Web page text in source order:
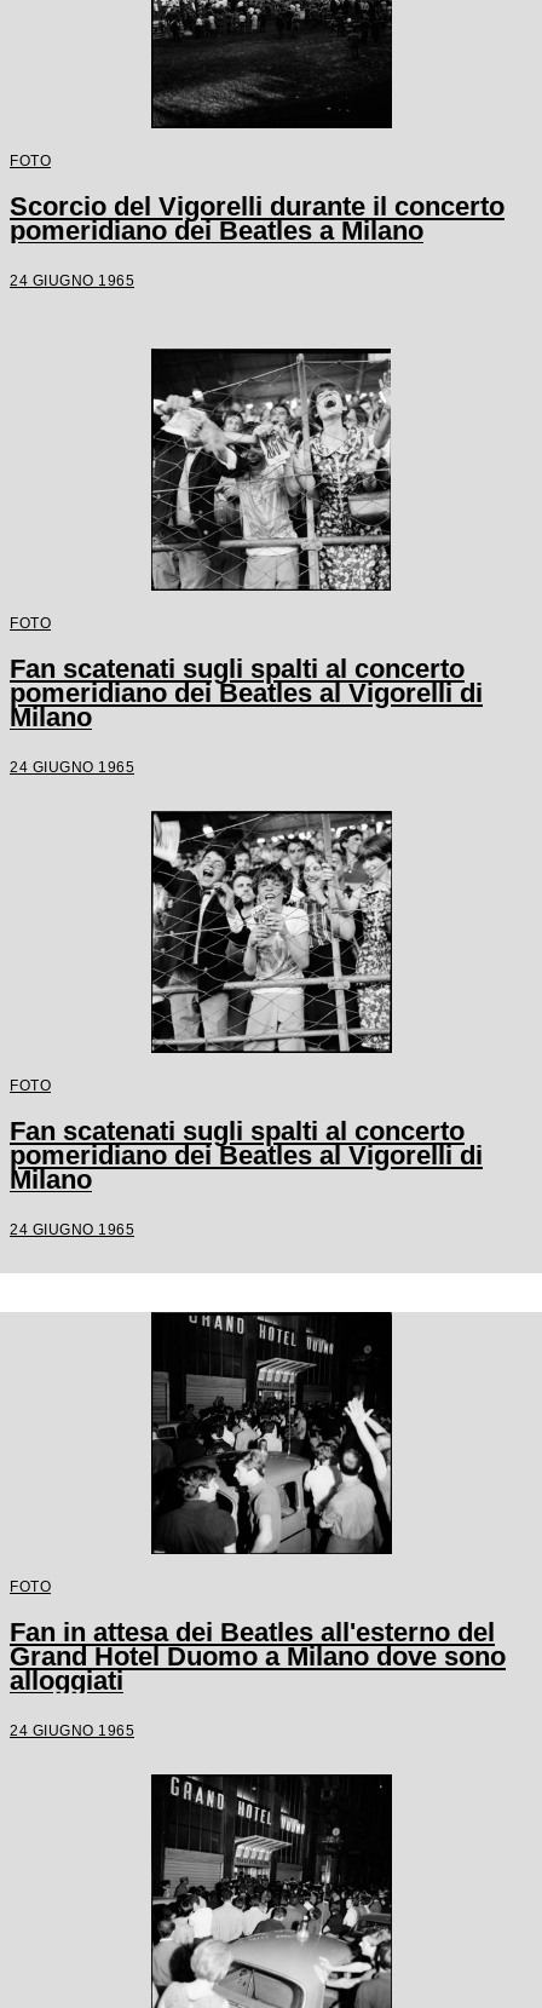
FOTO
Scorcio del Vigorelli durante il concerto
pomeridiano dei Beatles a Milano
24 GIUGNO 1965
FOTO
Fan scatenati sugli spalti al concerto
pomeridiano dei Beatles al Vigorelli di
Milano
24 GIUGNO 1965
FOTO
Fan scatenati sugli spalti al concerto
pomeridiano dei Beatles al Vigorelli di
Milano
24 GIUGNO 1965
FOTO
Fan in attesa dei Beatles all'esterno del
Grand Hotel Duomo a Milano dove sono
alloggiati
24 GIUGNO 1965